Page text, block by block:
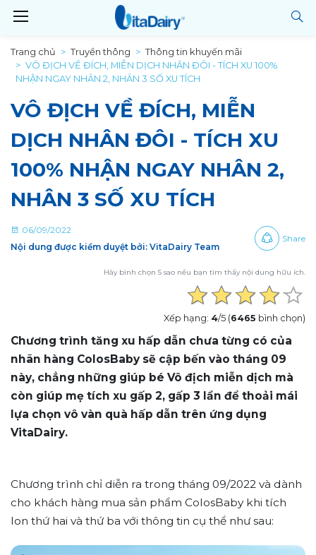
Trang chủ Truyền thông
Thông tin khuyến mãi
VÔ ĐỊCH VỀ ĐÍCH, MIỄN DỊCH NHÂN ĐÔI - TÍCH XU 100%
NHẬN NGAY NHÂN 2, NHÂN 3 SỐ XU TÍCH
VÔ ĐỊCH VỀ ĐÍCH, MIỄN
DỊCH NHÂN ĐÔI - TÍCH XU
100% NHẬN NGAY NHÂN 2,
NHÂN 3 SỐ XU TÍCH
06/09/2022
Nội dung được kiểm duyệt bởi: VitaDairy Team
Share
Hãy bình chọn 5 sao nếu bạn tìm thấy nội dung hữu ích.
Xếp hạng: 4/5 (6465 bình chọn)
Chương trình tăng xu hấp dẫn chưa từng có của
nhãn hàng ColosBaby sẽ cập bến vào tháng 09
này, chẳng những giúp bé Vô địch miễn dịch mà
còn giúp mẹ tích xu gấp 2, gấp 3 lần để thoải mái
lựa chọn vô vàn quà hấp dẫn trên ứng dụng
VitaDairy.
Chương trình chỉ diễn ra trong tháng 09/2022 và dành
cho khách hàng mua sản phẩm ColosBaby khi tích
lon thứ hai và thứ ba với thông tin cụ thể như sau: